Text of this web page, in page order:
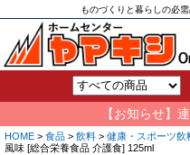
ものづくりと暮らしの必
【お知らせ】
HOME > 食品 > 飲料 > 健康・スポーツ飲
風味 [総合栄養食品 介護食] 125ml